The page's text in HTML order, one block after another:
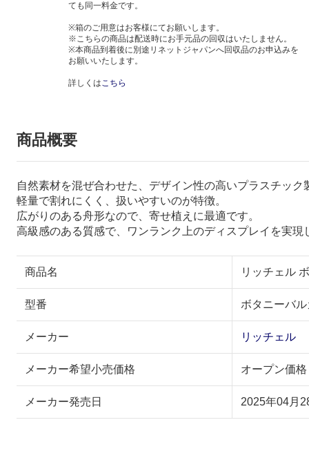
ても同一料金です。
※箱のご用意はお客様にてお願いします。
※こちらの商品は配送時にお手元品の回収はいたしません。
※本商品到着後に別途リネットジャパンへ回収品のお申込みを
お願いいたします。
詳しくはこちら
商品概要
自然素材を混ぜ合わせた、デザイン性の高いプラスチック
軽量で割れにくく、扱いやすいのが特徴。
広がりのある舟形なので、寄せ植えに最適です。
高級感のある質感で、ワンランク上のディスプレイを実現
商品名 リッチェル
型番 ボタニーバ
メーカー リッチェル
メーカー希望小売価格 オープン価格
メーカー発売日 2025年04月